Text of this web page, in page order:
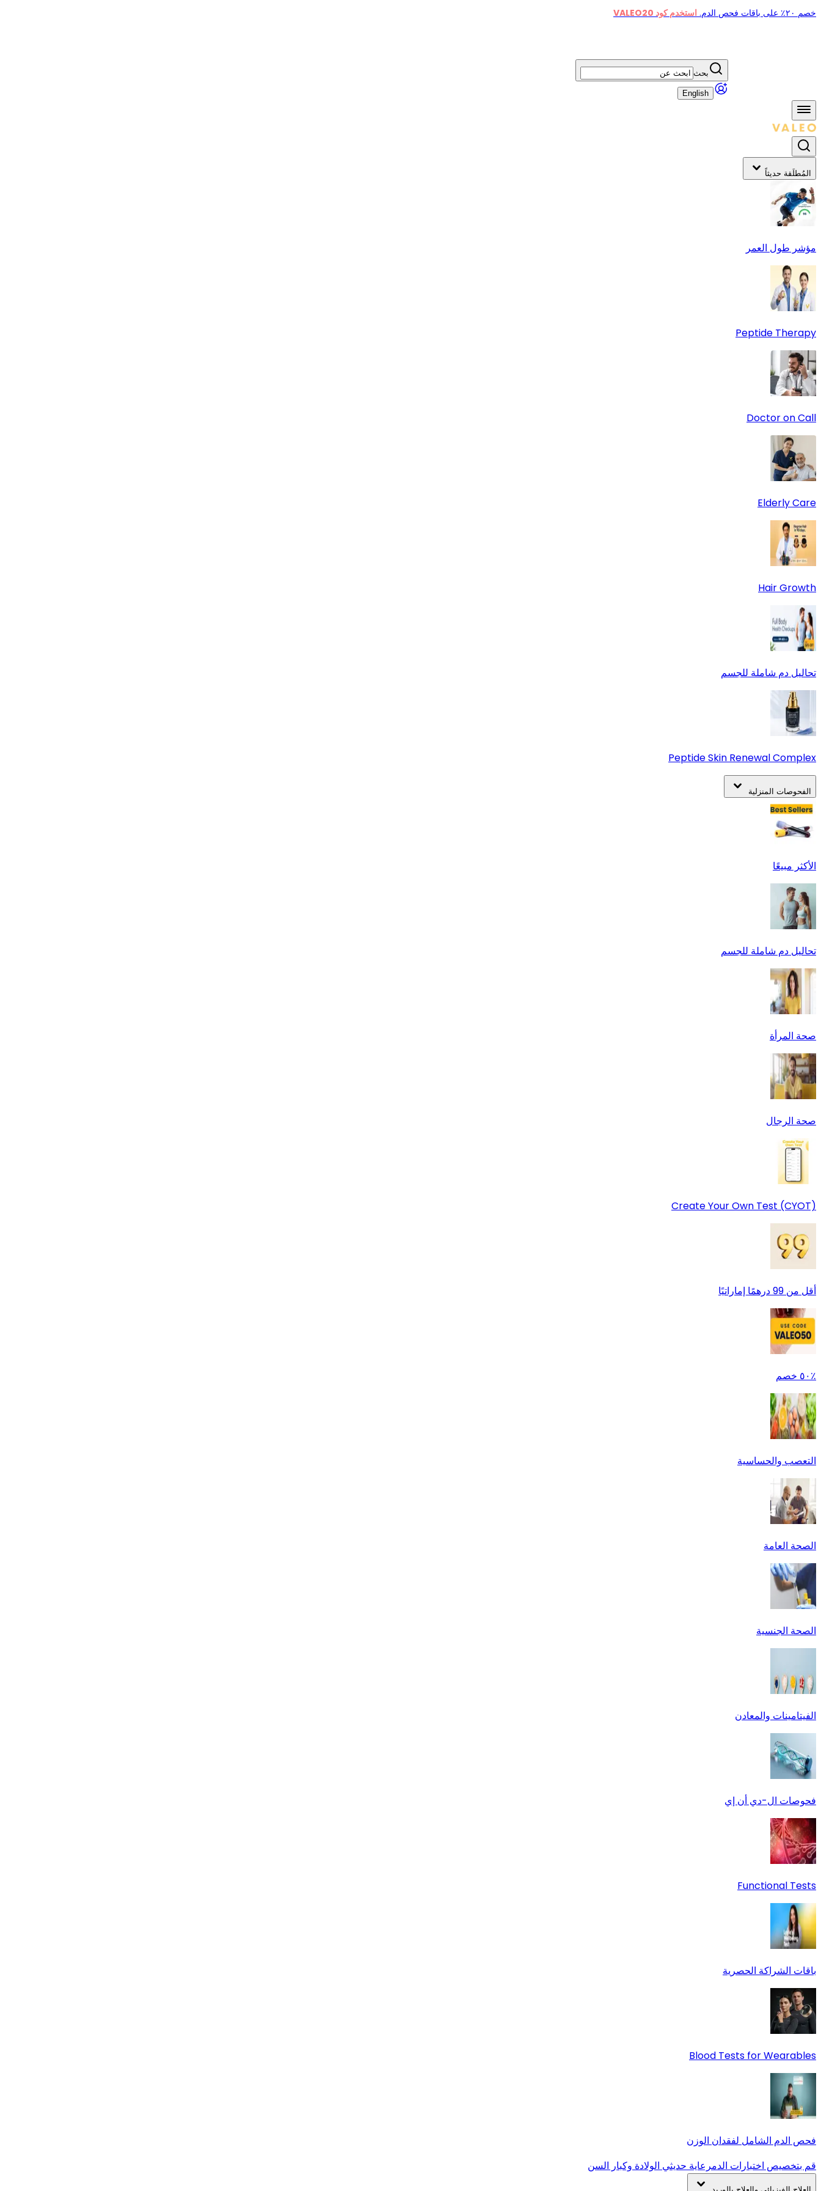
خصم ٢٠٪ على باقات فحص الدم. استخدم كود VALEO20
بحث
English
المُطلَقة حديثاً
مؤشر طول العمر
Peptide Therapy
Doctor on Call
Elderly Care
Hair Growth
تحاليل دم شاملة للجسم
Peptide Skin Renewal Complex
الفحوصات المنزلية
الأكثر مبيعًا
تحاليل دم شاملة للجسم
صحة المرأة
صحة الرجال
Create Your Own Test (CYOT)
أقل من 99 درهمًا إماراتيًا
٪٥٠ خصم
التعصب والحساسية
الصحة العامة
الصحة الجنسية
الفيتامينات والمعادن
فحوصات ال-دي أن إي
Functional Tests
باقات الشراكة الحصرية
Blood Tests for Wearables
فحص الدم الشامل لفقدان الوزن
قم بتخصيص اختبارات الدمرعاية حديثي الولادة وكبار السن